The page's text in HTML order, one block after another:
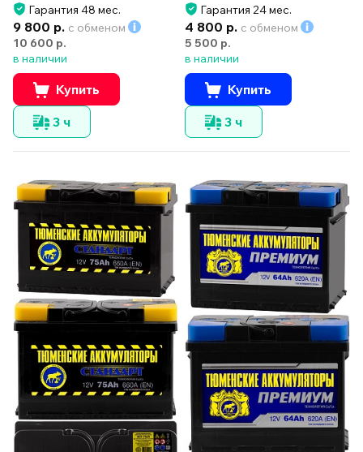
Гарантия 48 мес.
9 800 р. с обменом
10 600 р.
в наличии
Купить
3 ч
Гарантия 24 мес.
4 800 р. с обменом
5 500 р.
в наличии
Купить
3 ч